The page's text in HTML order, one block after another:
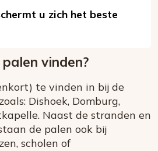
u zich het beste
vinden?
te vinden in bij de
Dishoek, Domburg,
Naast de stranden en
de palen ook bij
scholen of